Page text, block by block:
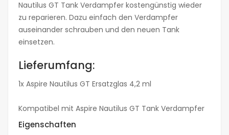
Nautilus GT Tank Verdampfer kostengünstig wieder
zu reparieren. Dazu einfach den Verdampfer
auseinander schrauben und den neuen Tank
einsetzen.
Lieferumfang:
1x Aspire Nautilus GT Ersatzglas 4,2 ml
Kompatibel mit Aspire Nautilus GT Tank Verdampfer
Eigenschaften